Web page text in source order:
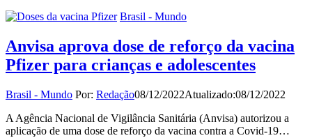
Brasil - Mundo
Anvisa aprova dose de reforço da vacina
Pfizer para crianças e adolescentes
Brasil - Mundo Por: Redação08/12/2022Atualizado:08/12/2022
A Agência Nacional de Vigilância Sanitária (Anvisa) autorizou a
aplicação de uma dose de reforço da vacina contra a Covid-19…